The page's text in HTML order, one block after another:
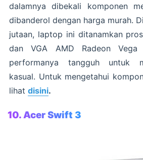
dalamnya dibekali komponen
dibanderol dengan harga murah.
jutaan, laptop ini ditanamkan
dan VGA AMD Radeon
performanya tangguh untuk
kasual. Untuk mengetahui
lihat disini.
10. Acer Swift 3